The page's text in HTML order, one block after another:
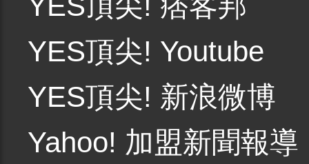
YES頂尖! Youtube
YES頂尖! 新浪微博
Yahoo! 加盟新聞報導